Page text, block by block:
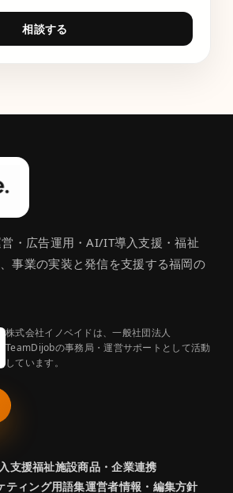
相談する
・広告運用・AI/IT導入支援・福祉
事業の実装と発信を支援する福岡の
株式会社イノベイドは、一般社団法人
TeamDijobの事務局・運営サポートとして活動
しています。
支援福祉施設商品・企業連携
ティング用語集運営者情報・編集方針